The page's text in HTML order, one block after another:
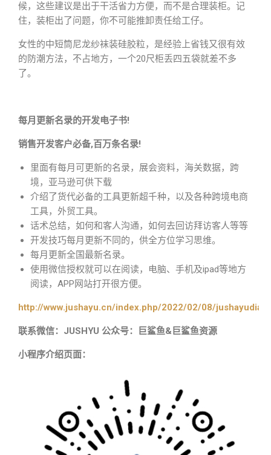
候，这些建议是出于干活省力方便，而不是合理装柜。记
住，装柜出了问题，你不可能推卸责任给工仔。
女性的中短筒尼龙纱袜装硅胶粒，是经验上省钱又很有效
的防潮方法，不占地方，一个20尺柜丢四五袋就差不多
了。
每月更新名录的开发电子书!
销售开发客户必备,百万条名录!
里面有每月可更新的名录，展会资料，海关数据，跨
境，亚马逊可供下载
介绍了货代必备的工具更新超千种，以及各种跨境电商
工具，外贸工具。
话术总结，如何和客人沟通，如何去回访拜访客人等等
开发技巧每月更新不同的，供全方位学习思维。
每月更新全国最新名录。
使用微信授权就可以在阅读，电脑、手机及ipad等地方
阅读，APP网站打开很方便。
http://www.jushayu.cn/index.php/2022/02/08/
联系微信：JUSHYU 公众号：巨鲨鱼&巨鲨鱼资源
小程序介绍页面：